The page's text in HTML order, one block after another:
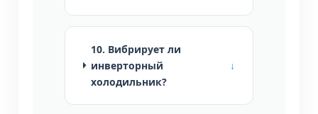
10. Вибрирует ли
инверторный
холодильник?